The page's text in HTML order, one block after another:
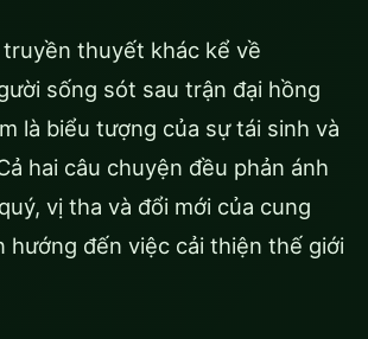
thuyết khác kể về
sống sót sau trận đại hồng
là biểu tượng của sự tái sinh và
hai câu chuyện đều phản ánh
vị tha và đổi mới của cung
hướng đến việc cải thiện thế giới